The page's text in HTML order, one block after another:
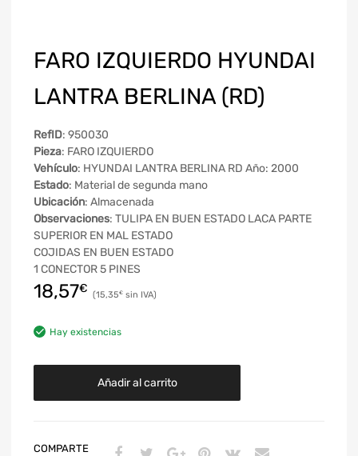
FARO IZQUIERDO HYUNDAI
LANTRA BERLINA (RD)
RefID: 950030
Pieza: FARO IZQUIERDO
Vehículo: HYUNDAI LANTRA BERLINA RD Año: 2000
Estado: Material de segunda mano
Ubicación: Almacenada
Observaciones: TULIPA EN BUEN ESTADO LACA PARTE
SUPERIOR EN MAL ESTADO
COJIDAS EN BUEN ESTADO
1 CONECTOR 5 PINES
18,57€ 15,35€
Hay existencias
Añadir al carrito
COMPARTE